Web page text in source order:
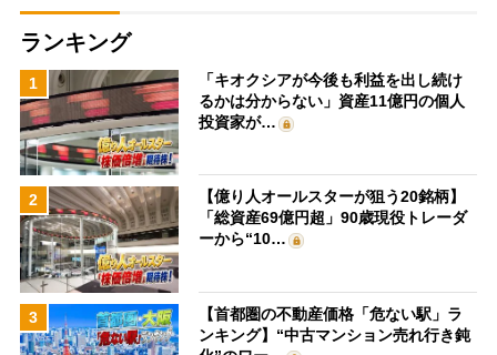
ランキング
1
「キオクシアが今後も利益を出し続け
るかは分からない」資産11億円の個人
投資家が…
2
【億り人オールスターが狙う20銘柄】
「総資産69億円超」90歳現役トレーダ
ーから“10…
3
【首都圏の不動産価格「危ない駅」ラ
ンキング】“中古マンション売れ行き鈍